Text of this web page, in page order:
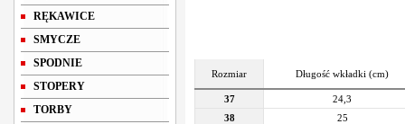
RĘKAWICE
SMYCZE
SPODNIE
STOPERY
TORBY
Rozmiar Długość wkładki (cm)
37
24,3
38
25